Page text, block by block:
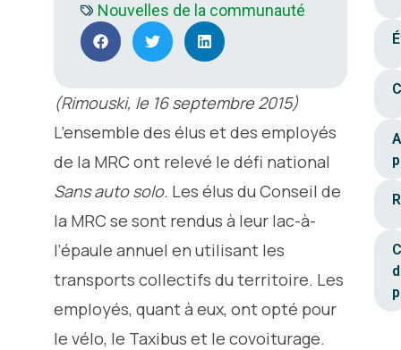
Nouvelles de la communauté
(Rimouski, le 16 septembre 2015)
L’ensemble des élus et des employés
de la MRC ont relevé le défi national
Sans auto solo. Les élus du Conseil de
la MRC se sont rendus à leur lac-à-
l’épaule annuel en utilisant les
transports collectifs du territoire. Les
employés, quant à eux, ont opté pour
le vélo, le Taxibus et le covoiturage.